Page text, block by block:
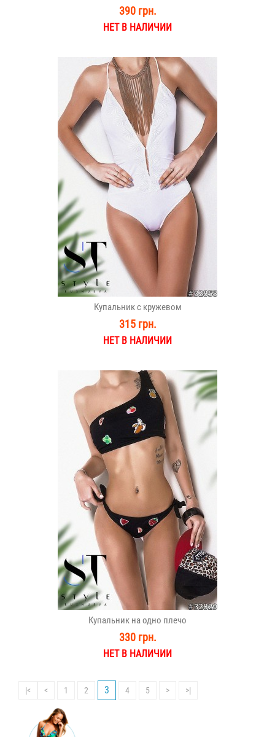
390 грн.
НЕТ В НАЛИЧИИ
Купальник с кружевом
315 грн.
НЕТ В НАЛИЧИИ
Купальник на одно плечо
330 грн.
НЕТ В НАЛИЧИИ
|< < 1 2 3 4 5 > >|